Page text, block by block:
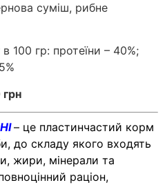
суміш, рибне
в 100 гр: протеїни – 40%;
– це пластинчастий корм
до складу якого входять
жири, мінерали та
раціон,